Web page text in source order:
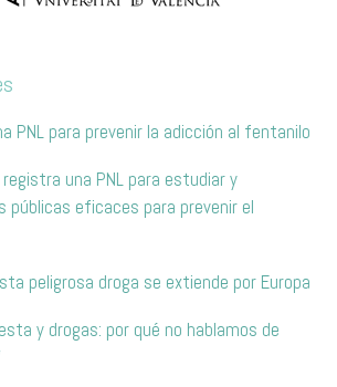
PNL para prevenir la adicción al fentanilo
una PNL para estudiar y
públicas eficaces para prevenir el
peligrosa droga se extiende por Europa
y drogas: por qué no hablamos de